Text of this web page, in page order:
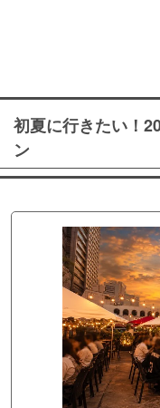
初夏に行きたい！
ン